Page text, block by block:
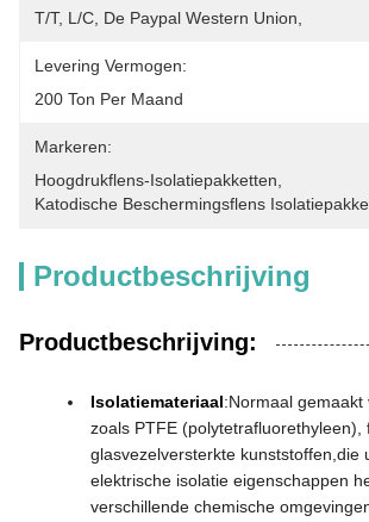
T/T, L/C, De Paypal Western Union,
Levering Vermogen:
200 Ton Per Maand
Markeren:
Hoogdrukflens-Isolatiepakketten
Katodische Beschermingsflens
Productbeschrijving
Productbeschrijving:
Isolatiemateriaal:Normaal gemaakt
zoals PTFE (polytetrafluorethyleen),
glasvezelversterkte kunststoffen,die
elektrische isolatie eigenschappen
verschillende chemische